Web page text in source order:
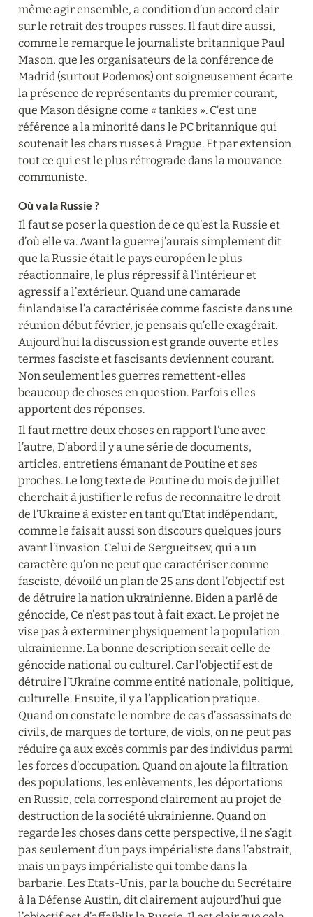
même agir ensemble, a condition d’un accord clair
sur le retrait des troupes russes. Il faut dire aussi,
comme le remarque le journaliste britannique Paul
Mason, que les organisateurs de la conférence de
Madrid (surtout Podemos) ont soigneusement écarte
la présence de représentants du premier courant,
que Mason désigne come « tankies ». C’est une
référence a la minorité dans le PC britannique qui
soutenait les chars russes à Prague. Et par extension
tout ce qui est le plus rétrograde dans la mouvance
communiste.
Où va la Russie ?
Il faut se poser la question de ce qu’est la Russie et
d’où elle va. Avant la guerre j’aurais simplement dit
que la Russie était le pays européen le plus
réactionnaire, le plus répressif à l’intérieur et
agressif a l’extérieur. Quand une camarade
finlandaise l’a caractérisée comme fasciste dans une
réunion début février, je pensais qu’elle exagérait.
Aujourd’hui la discussion est grande ouverte et les
termes fasciste et fascisants deviennent courant.
Non seulement les guerres remettent-elles
beaucoup de choses en question. Parfois elles
apportent des réponses.
Il faut mettre deux choses en rapport l’une avec
l’autre, D’abord il y a une série de documents,
articles, entretiens émanant de Poutine et ses
proches. Le long texte de Poutine du mois de juillet
cherchait à justifier le refus de reconnaitre le droit
de l’Ukraine à exister en tant qu’Etat indépendant,
comme le faisait aussi son discours quelques jours
avant l’invasion. Celui de Sergueitsev, qui a un
caractère qu’on ne peut que caractériser comme
fasciste, dévoilé un plan de 25 ans dont l’objectif est
de détruire la nation ukrainienne. Biden a parlé de
génocide, Ce n’est pas tout à fait exact. Le projet ne
vise pas à exterminer physiquement la population
ukrainienne. La bonne description serait celle de
génocide national ou culturel. Car l’objectif est de
détruire l’Ukraine comme entité nationale, politique,
culturelle. Ensuite, il y a l’application pratique.
Quand on constate le nombre de cas d’assassinats de
civils, de marques de torture, de viols, on ne peut pas
réduire ça aux excès commis par des individus parmi
les forces d’occupation. Quand on ajoute la filtration
des populations, les enlèvements, les déportations
en Russie, cela correspond clairement au projet de
destruction de la société ukrainienne. Quand on
regarde les choses dans cette perspective, il ne s’agit
pas seulement d’un pays impérialiste dans l’abstrait,
mais un pays impérialiste qui tombe dans la
barbarie. Les Etats-Unis, par la bouche du Secrétaire
à la Défense Austin, dit clairement aujourd’hui que